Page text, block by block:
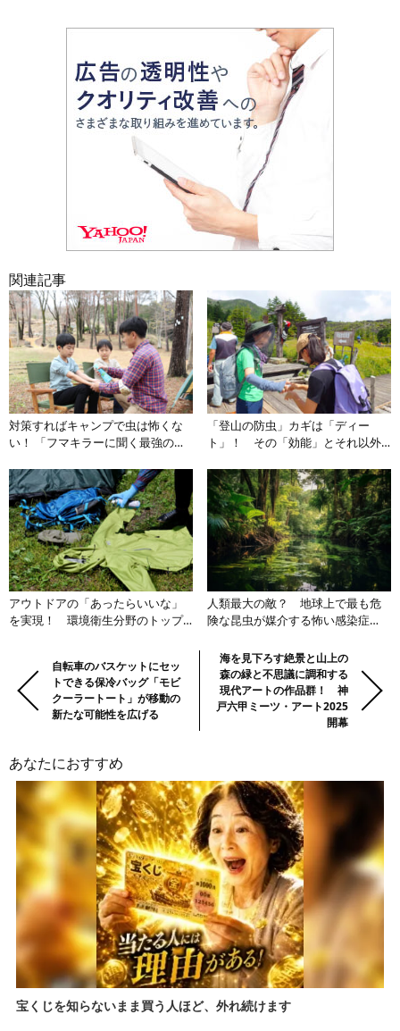
関連記事
対策すればキャンプで虫は怖くな
い！ 「フマキラーに聞く最強の虫
プ編】
「登山の防虫」カギは「ディー
ト」！ その「効能」とそれ以外
アウトドアの「あったらいいな」
を実現！ 環境衛生分野のトップ
人類最大の敵？ 地球上で最も危
険な昆虫が媒介する怖い感染症
の
の
記
Previous:自転車のバスケットにセッ
トできる保冷バッグ「モビ
クーラートート」が移動の
新たな可能性を広げる
Next:海を見下ろす絶景と山上の
森の緑と不思議に調和する
現代アートの作品群！ 神
戸六甲ミーツ・アート2025
開幕
あなたにおすすめ
宝くじを知らないまま買う人ほど、外れ続けます